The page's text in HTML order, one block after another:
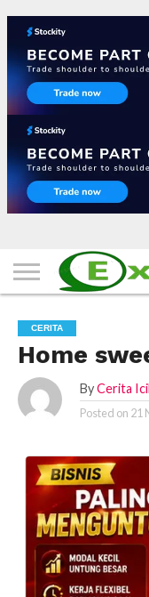
HOME
FILTER
BERITA
BIODATA
CERITA
CERPEN
EKSKLUSIF
FOTO
VIDEO
TIPS
MORE
CERITA
Home
By Cerita
Posted on 21